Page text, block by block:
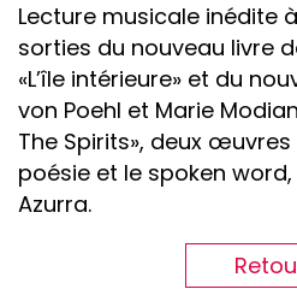
Lecture musicale inédite
sorties du nouveau livre
«L’île intérieure» et du
von Poehl et Marie
The Spirits», deux
poésie et le spoken word,
Azurra.